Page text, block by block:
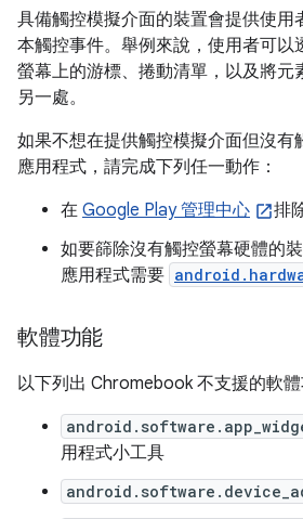
具備觸控模擬介面的裝置會提供使用
本觸控事件。舉例來說，使用者可以
螢幕上的游標、捲動清單，以及將元
另一處。
如果不想在提供觸控模擬介面但沒有
應用程式，請完成下列任一動作：
在 Google Play 管理中心
排
如要篩除沒有觸控螢幕硬體的
應用程式需要
軟體功能
以下列出 Chromebook 不支援的軟體
用程式小工具